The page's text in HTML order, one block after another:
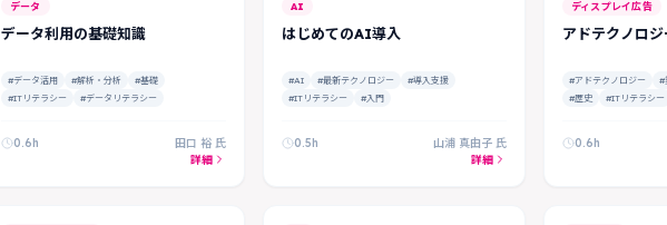
データ
データ利用の基礎知識
#データ活用 #解析・分析
#基礎
#ITリテラシー
#データリテラシー
0.6h
田口 裕 氏
詳細
AI
はじめてのAI導入
#AI #最新テクノロジー
#導入支援
#ITリテラシー
#入門
0.5h
山浦 真由子 氏
詳細
ディスプレイ広告
アドテクノロ
#アドテクノロジー #
#歴史
#ITリテラシー
0.6h